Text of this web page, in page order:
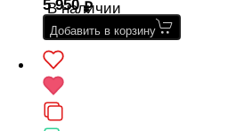
В наличии
5 950
Добавить в корзину